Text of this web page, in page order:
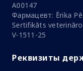
A00147
Фармацевт: Ērika
Sertifikāts
V-1511-25
Реквизиты